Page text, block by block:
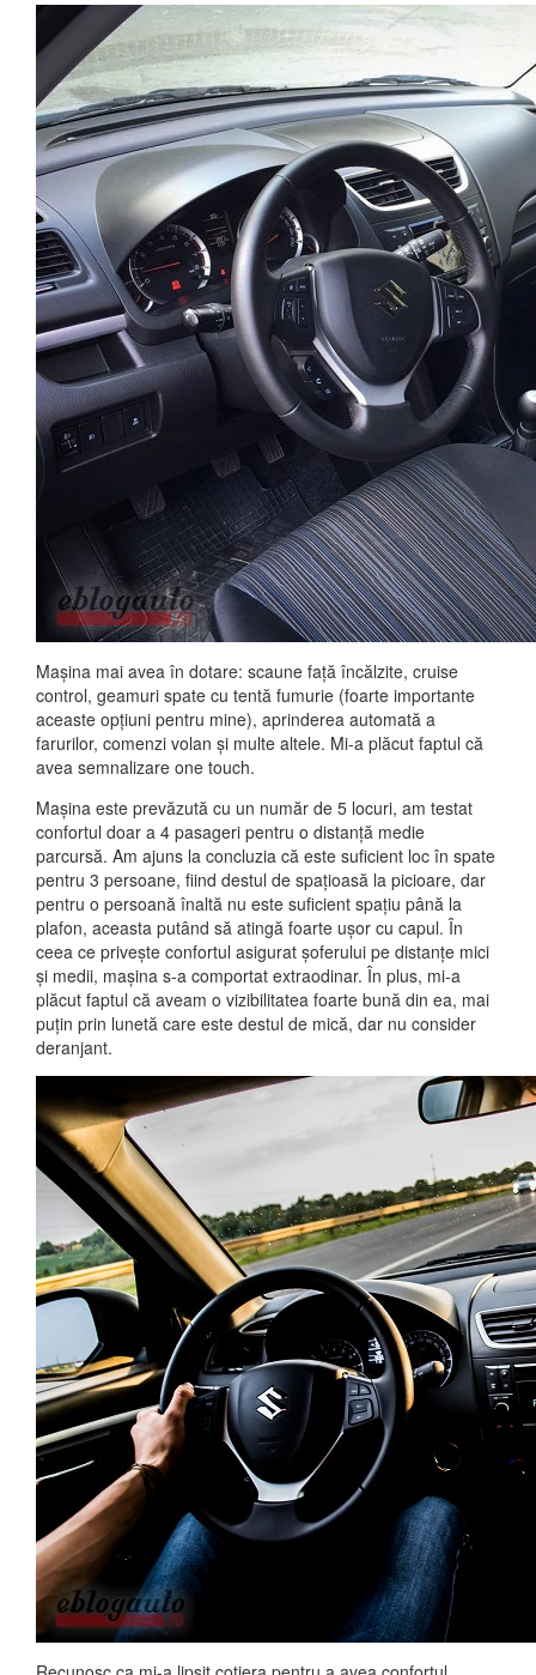
Mașina mai avea în dotare: scaune față încălzite, cruise
control, geamuri spate cu tentă fumurie (foarte importante
aceaste opțiuni pentru mine), aprinderea automată a
farurilor, comenzi volan și multe altele. Mi-a plăcut faptul că
avea semnalizare one touch.
Mașina este prevăzută cu un număr de 5 locuri, am testat
confortul doar a 4 pasageri pentru o distanță medie
parcursă. Am ajuns la concluzia că este suficient loc în spate
pentru 3 persoane, fiind destul de spațioasă la picioare, dar
pentru o persoană înaltă nu este suficient spațiu până la
plafon, aceasta putând să atingă foarte ușor cu capul. În
ceea ce privește confortul asigurat șoferului pe distanțe mici
și medii, mașina s-a comportat extraodinar. În plus, mi-a
plăcut faptul că aveam o vizibilitatea foarte bună din ea, mai
puțin prin lunetă care este destul de mică, dar nu consider
deranjant.